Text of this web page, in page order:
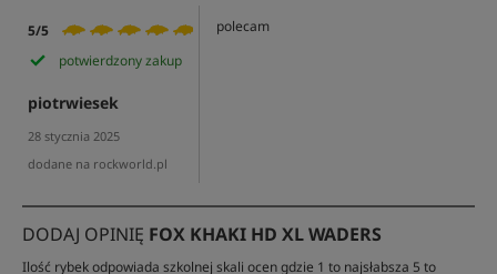
5/5
potwierdzony zakup
piotrwiesek
28 stycznia 2025
dodane na rockworld.pl
polecam
DODAJ OPINIĘ FOX KHAKI HD XL WADERS
Ilość rybek odpowiada szkolnej skali ocen gdzie 1 to najsłabsza 5 to